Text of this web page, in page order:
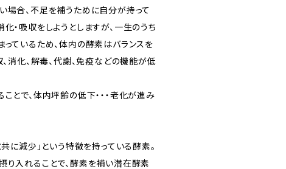
合、不足を補うために自分が持って
・吸収をしようとしますが、一生のうち
ているため、体内の酵素はバランスを
、消化、解毒、代謝、免疫などの機能が低
とで、体内坪齢の低下・・・老化が進み
に減少」という特徴を持っている酵素。
入れることで、酵素を補い潜在酵素